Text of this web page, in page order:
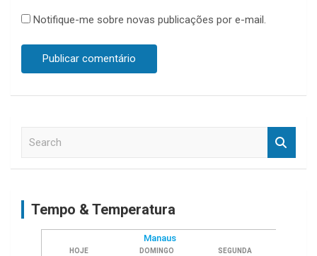
Notifique-me sobre novas publicações por e-mail.
Tempo & Temperatura